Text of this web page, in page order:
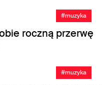
#muzyka
roczną przerwę
#muzyka